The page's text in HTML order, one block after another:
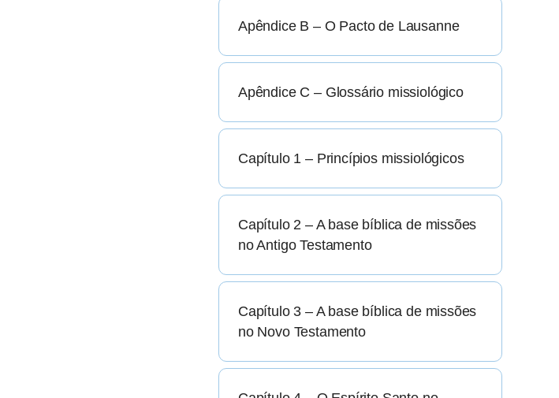
Apêndice B – O Pacto de Lausanne
Apêndice C – Glossário missiológico
Capítulo 1 – Princípios missiológicos
Capítulo 2 – A base bíblica de missões
no Antigo Testamento
Capítulo 3 – A base bíblica de missões
no Novo Testamento